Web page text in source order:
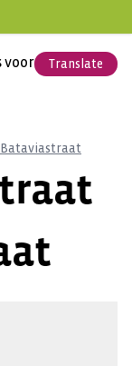
voor Translate